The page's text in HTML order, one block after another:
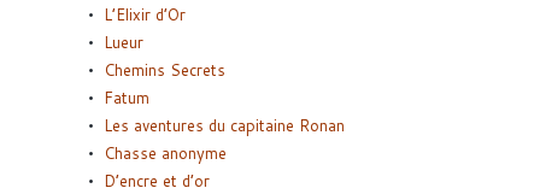
L’Elixir d’Or
Lueur
Chemins Secrets
Fatum
Les aventures du capitaine Ronan
Chasse anonyme
D’encre et d’or